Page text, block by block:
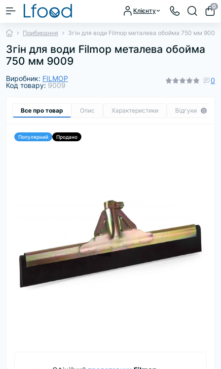
Клієнту
0
Прибирання Згін для води Filmop металева обойма 750 мм 9009
Згін для води Filmop металева обойма
750 мм 9009
Виробник: FILMOP
Код товару: 9009
0
Все про товар Опис Характеристики Відгуки 0
Популярний Продано